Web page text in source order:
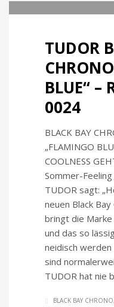
TUDOR
BLUE“ –
0024
BLACK BAY
„FLAMINGO
COOLNESS
Sommer-
TUDOR sagt:
neuen Black Bay
bringt die Marke
und das so
neidisch werden
sind
TUDOR hat nie
BLACK BAY CHRONO